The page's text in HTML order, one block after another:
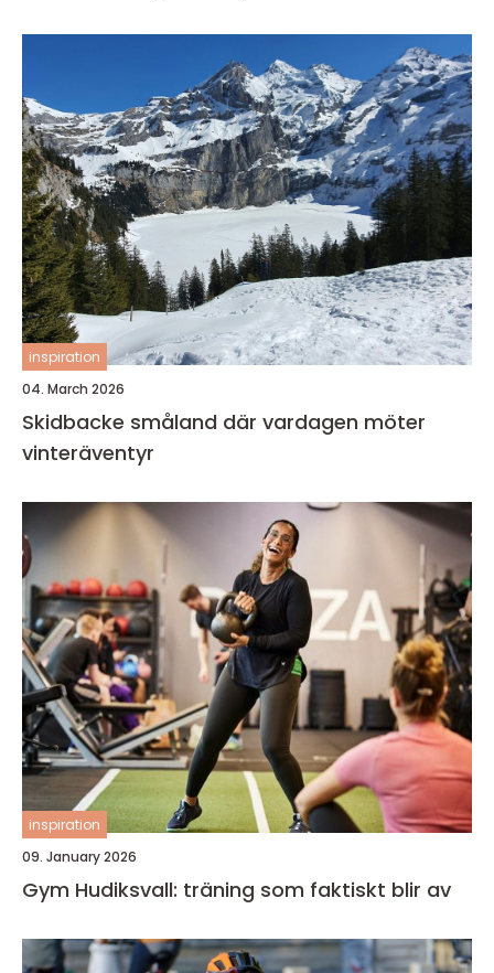
inspiration
04. March 2026
Skidbacke småland där vardagen möter
vinteräventyr
inspiration
09. January 2026
Gym Hudiksvall: träning som faktiskt blir av